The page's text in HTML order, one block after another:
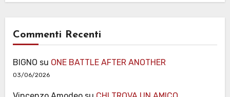
Commenti Recenti
BIGNO su ONE BATTLE AFTER ANOTHER
03/06/2026